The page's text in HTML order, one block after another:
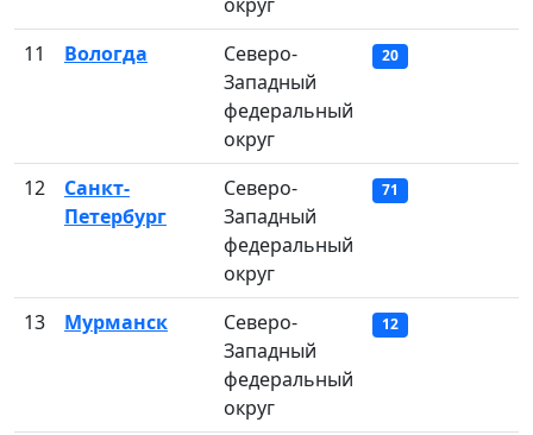
округ
11 Вологда
Северо-
Западный
федеральный
округ
20
12
Санкт-
Петербург
Северо-
Западный
федеральный
округ
71
13 Мурманск
Северо-
Западный
федеральный
округ
12